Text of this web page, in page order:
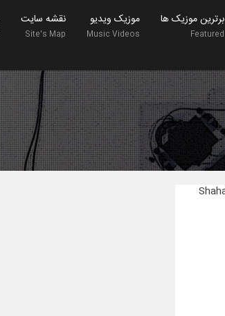
برترین موزیک ها
Featured
موزیک ویدیو
Music Videos
نقشه سایت
Site's Map